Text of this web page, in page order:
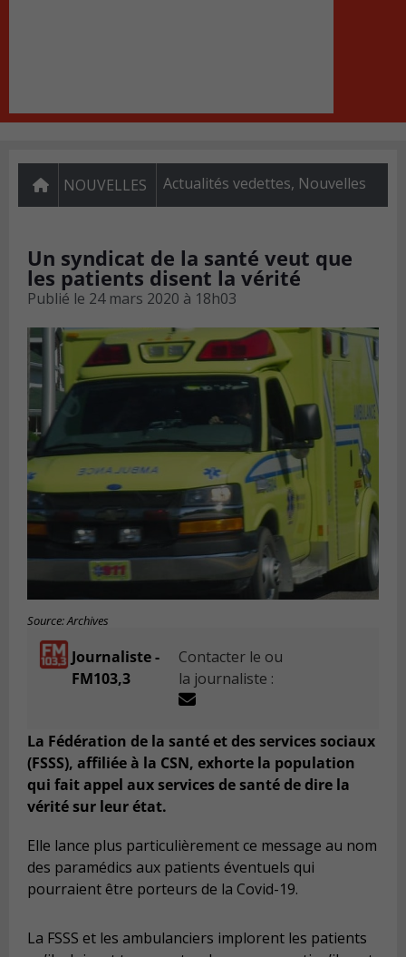
NOUVELLES Actualités vedettes, Nouvelles
Un syndicat de la santé veut que
les patients disent la vérité
Publié le 24 mars 2020 à 18h03
Source: Archives
Journaliste -
FM103,3
Contacter le ou
la journaliste :
La Fédération de la santé et des services sociaux
(FSSS), affiliée à la CSN, exhorte la population
qui fait appel aux services de santé de dire la
vérité sur leur état.
Elle lance plus particulièrement ce message au nom
des paramédics aux patients éventuels qui
pourraient être porteurs de la Covid-19.
La FSSS et les ambulanciers implorent les patients